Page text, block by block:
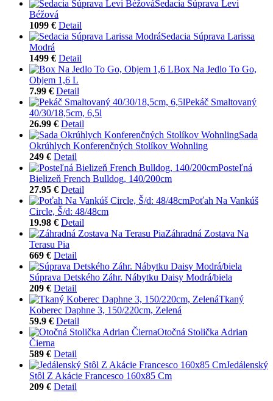
Sedacia Súprava Levi
Béžová
1099 € Detail
Sedacia Súprava Larissa
Modrá
1499 € Detail
Box Na Jedlo To Go,
Objem 1,6 L
7.99 € Detail
Pekáč Smaltovaný
40/30/18,5cm, 6,5l
26.99 € Detail
Sada
Okrúhlych Konferenčných Stolíkov Wohnling
249 € Detail
Posteľná
Bielizeň French Bulldog, 140/200cm
27.95 € Detail
Poťah Na Vankúš
Circle, Š/d: 48/48cm
19.98 € Detail
Záhradná Zostava Na
Terasu Pia
669 € Detail
Súprava Detského Záhr. Nábytku Daisy Modrá/biela
209 € Detail
Tkaný
Koberec Daphne 3, 150/220cm, Zelená
59.9 € Detail
Otočná Stolička Adrian
Čierna
589 € Detail
Jedálenský
Stôl Z Akácie Francesco 160x85 Cm
209 € Detail